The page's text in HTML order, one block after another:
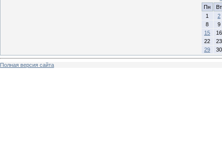
Пн
Вт
1
2
8
9
15
16
22
23
29
30
Полная версия сайта